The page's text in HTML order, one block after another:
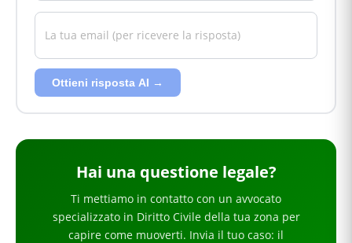
Ottieni risposta AI →
Hai una questione legale?
Ti mettiamo in contatto con un avvocato
specializzato in Diritto Civiledella tua zona per
capire come muoverti. Invia il tuo caso: il